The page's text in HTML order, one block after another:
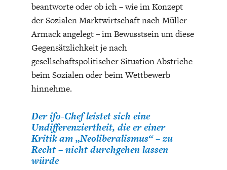
beantworte oder ob ich – wie im Konzept
der Sozialen Marktwirtschaft nach Müller-
Armack angelegt – im Bewusstsein um diese
Gegensätzlichkeit je nach
gesellschaftspolitischer Situation Abstriche
beim Sozialen oder beim Wettbewerb
hinnehme.
Der ifo-Chef leistet sich eine
Undifferenziertheit, die er einer
Kritik am „Neoliberalismus“ – zu
Recht – nicht durchgehen lassen
würde